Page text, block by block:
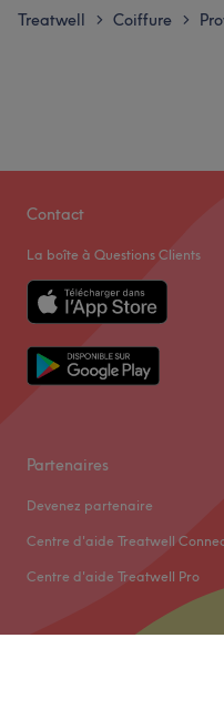
Treatwell > Coiffure >
Contact
La boîte à Questions Clients
Partenaires
Devenez partenaire
Centre d'aide Treatwell
Centre d'aide Treatwell Pro